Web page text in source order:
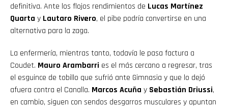
definitiva. Ante los flojos rendimientos de Lucas Martínez
Quarta y Lautaro Rivero, el pibe podría convertirse en una
alternativa para la zaga.
La enfermería, mientras tanto, todavía le pasa factura a
Coudet. Mauro Arambarri es el más cercano a regresar, tras
el esguince de tobillo que sufrió ante Gimnasia y que lo dejó
afuera contra el Canalla. Marcos Acuña y Sebastián Driussi,
en cambio, siguen con sendos desgarros musculares y apuntan